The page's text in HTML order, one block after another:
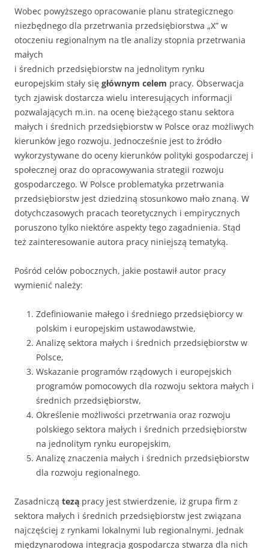
Wobec powyższego opracowanie planu strategicznego
niezbędnego dla przetrwania przedsiębiorstwa „X” w
otoczeniu regionalnym na tle analizy stopnia przetrwania
małych
i średnich przedsiębiorstw na jednolitym rynku
europejskim stały się głównym celem pracy. Obserwacja
tych zjawisk dostarcza wielu interesujących informacji
pozwalających m.in. na ocenę bie­żącego stanu sektora
małych i średnich przedsiębiorstw w Polsce oraz możliwych
kierunków jego rozwoju. Jednocześnie jest to źródło
wykorzystywane do oceny kierunków polityki gospodarczej i
społecznej oraz do opracowywania strategii rozwoju
gospodarczego. W Polsce problematyka przetrwania
przedsiębiorstw jest dziedziną stosunkowo mało znaną. W
dotychczasowych pracach teoretycznych i empirycznych
poruszono tylko niektóre aspekty tego zagadnienia. Stąd
też zainteresowanie autora pracy niniejszą tematyką.
Pośród celów pobocznych, jakie postawił autor pracy
wymienić należy:
Zdefiniowanie małego i średniego przedsiębiorcy w
polskim i europejskim ustawodawstwie,
Analizę sektora małych i średnich przedsiębiorstw w
Polsce,
Wskazanie programów rządowych i europejskich
programów pomocowych dla rozwoju sektora małych i
średnich przedsiębiorstw,
Określenie możliwości przetrwania oraz rozwoju
polskiego sektora małych i średnich przedsiębiorstw
na jednolitym rynku europejskim,
Analizę znaczenia małych i średnich przedsiębiorstw
dla rozwoju regionalnego.
Zasadniczą tezą pracy jest stwierdzenie, iż grupa firm z
sektora małych i średnich przedsiębiorstw jest związana
najczęściej z rynka­mi lokalnymi lub regionalnymi. Jednak
międzynarodowa integracja gospodarcza stwarza dla nich